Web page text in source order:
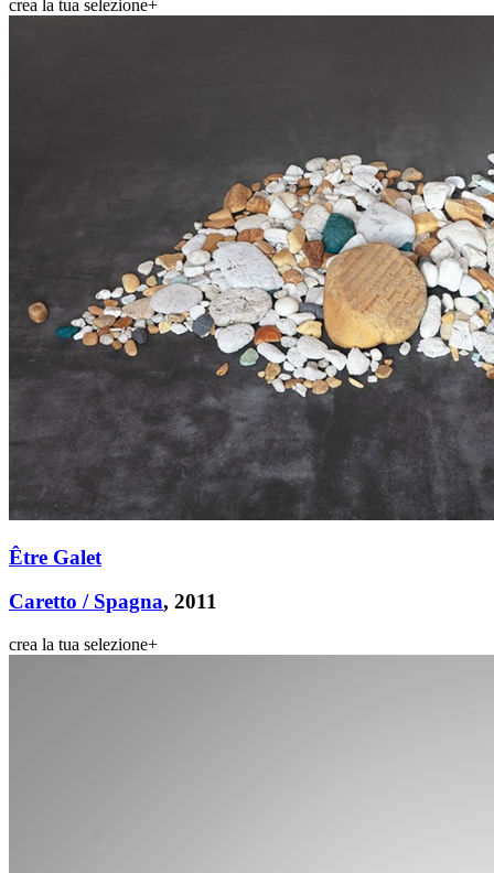
crea la tua selezione+
Être Galet
Caretto / Spagna, 2011
crea la tua selezione+